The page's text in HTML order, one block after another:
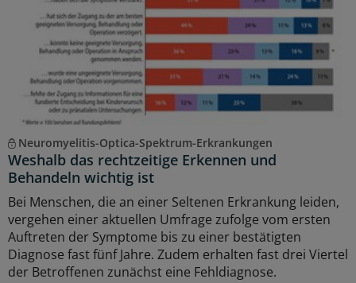
Neuromyelitis-Optica-Spektrum-Erkrankungen
Weshalb das rechtzeitige Erkennen und
Behandeln wichtig ist
Bei Menschen, die an einer Seltenen Erkrankung leiden,
vergehen einer aktuellen Umfrage zufolge vom ersten
Auftreten der Symptome bis zu einer bestätigten
Diagnose fast fünf Jahre. Zudem erhalten fast drei Viertel
der Betroffenen zunächst eine Fehldiagnose.